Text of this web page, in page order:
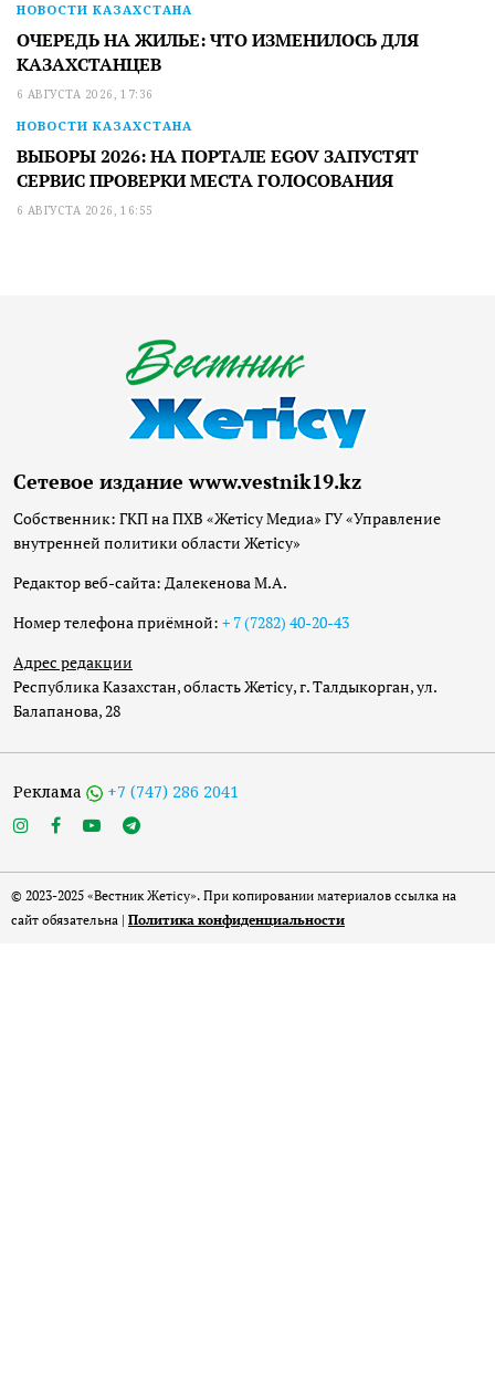
НОВОСТИ КАЗАХСТАНА
ОЧЕРЕДЬ НА ЖИЛЬЕ: ЧТО ИЗМЕНИЛОСЬ ДЛЯ
КАЗАХСТАНЦЕВ
6 АВГУСТА 2026, 17:36
НОВОСТИ КАЗАХСТАНА
ВЫБОРЫ 2026: НА ПОРТАЛЕ EGOV ЗАПУСТЯТ
СЕРВИС ПРОВЕРКИ МЕСТА ГОЛОСОВАНИЯ
6 АВГУСТА 2026, 16:55
Сетевое издание www.vestnik19.kz
Собственник: ГКП на ПХВ «Жетісу Медиа» ГУ «Управление
внутренней политики области Жетісу»
Редактор веб-сайта: Далекенова М.А.
Номер телефона приёмной: + 7 (7282) 40-20-43
Адрес редакции
Республика Казахстан, область Жетісу, г. Талдыкорган, ул.
Балапанова, 28
Реклама +7 (747) 286 2041
© 2023-2025 «Вестник Жетісу». При копировании материалов ссылка на
сайт обязательна | Политика конфиденциальности